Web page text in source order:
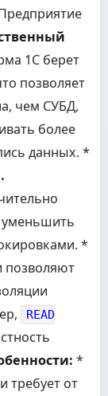
1С берет
позволяет
чем СУБД,
более
данных. *
уменьшить
*
позволяют
READ
*
требует от